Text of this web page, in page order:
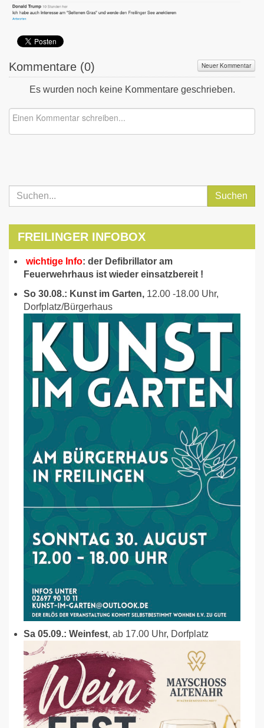
Kommentare (0) Neuer Kommentar
Es wurden noch keine Kommentare geschrieben.
Suchen
FREILINGER INFOBOX
wichtige Info: der Defibrillator am
Feuerwehrhaus ist wieder einsatzbereit !
So 30.08.: Kunst im Garten, 12.00 -18.00 Uhr,
Dorfplatz/Bürgerhaus
Sa 05.09.: Weinfest, ab 17.00 Uhr, Dorfplatz